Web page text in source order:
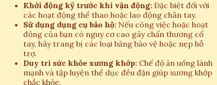
Khởi động kỹ trước khi vận động: Đặc biệt đối với
các hoạt động thể thao hoặc lao động chân tay.
Sử dụng dụng cụ bảo hộ: Nếu công việc hoặc hoạt
động của bạn có nguy cơ cao gây chấn thương cổ
tay, hãy trang bị các loại băng bảo vệ hoặc nẹp hỗ
trợ.
Duy trì sức khỏe xương khớp: Chế độ ăn uống lành
mạnh và tập luyện thể dục đều đặn giúp xương khớp
chắc khỏe.